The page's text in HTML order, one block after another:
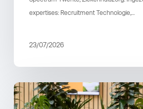
expertises: Recruitment Technologie,…
23/07/2026
Recruitment
professionaliseren